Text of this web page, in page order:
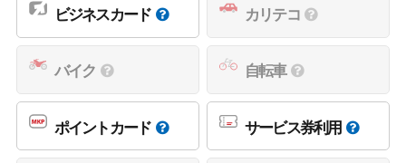
ビジネスカード カリテコ
バイク 自転車
ポイントカード サービス券利用